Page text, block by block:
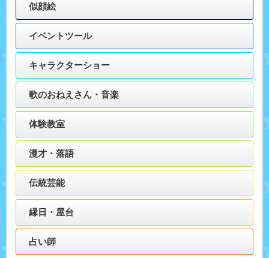
似顔絵
イベントツール
キャラクターショー
歌のおねえさん・音楽
体験教室
漫才・落語
伝統芸能
縁日・屋台
占い師